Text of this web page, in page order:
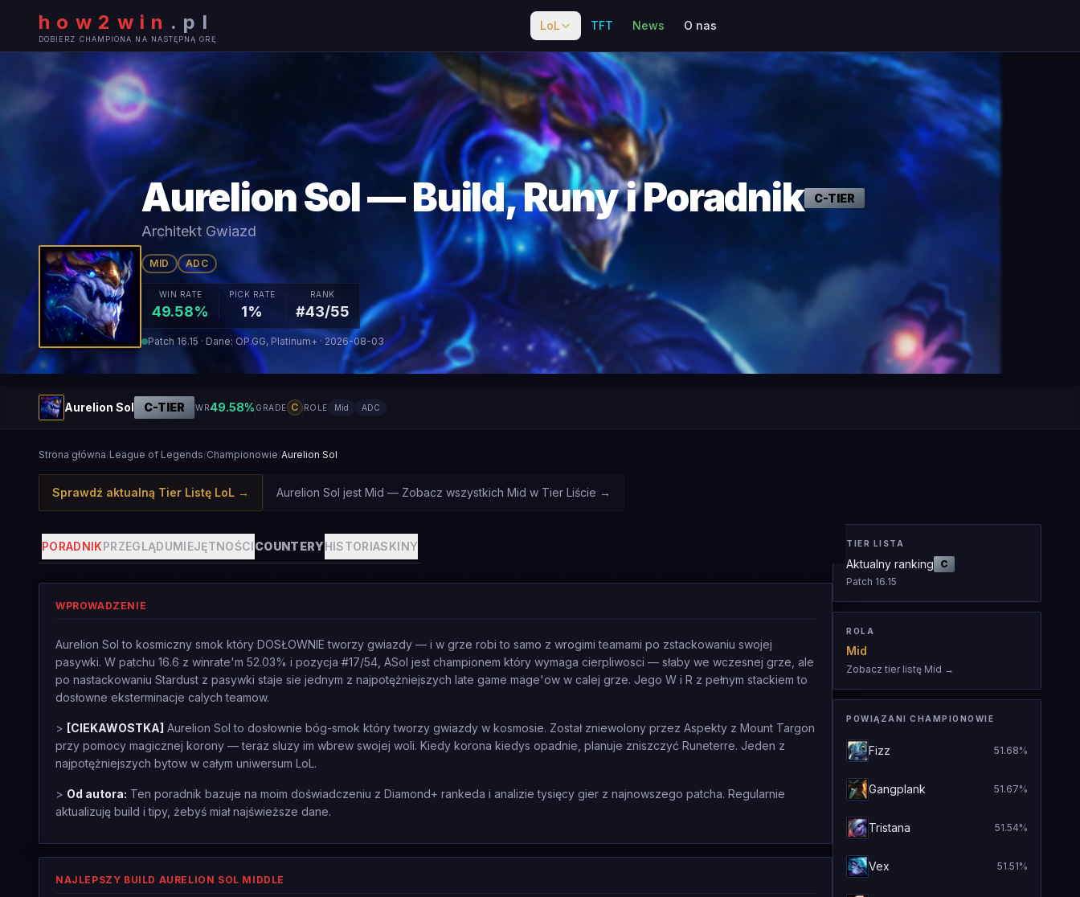
how2win . pl
DOBIERZ CHAMPIONA NA NASTĘPNĄ GRĘ
LoL TFT News O nas
Aurelion Sol — Build, Runy i Poradnik C-TIER
Architekt Gwiazd
MID ADC
WIN RATE
49.58%
PICK RATE
1%
RANK
#43/55
Patch 16.15 · Dane: OP.GG, Platinum+ · 2026-08-03
Aurelion Sol C-TIER WR49.58% GRADE C ROLE Mid ADC
Strona główna/League of Legends/Championowie/Aurelion Sol
Sprawdź aktualną Tier Listę LoL → Aurelion Sol jest Mid — Zobacz wszystkich Mid w Tier Liście →
PORADNIKPRZEGLĄDUMIEJĘTNOŚCICOUNTERYHISTORIASKINY
WPROWADZENIE
Aurelion Sol to kosmiczny smok który DOSŁOWNIE tworzy gwiazdy — i w grze robi to samo z wrogimi teamami po zstackowaniu swojej
pasywki. W patchu 16.6 z winrate'm 52.03% i pozycja #17/54, ASol jest championem który wymaga cierpliwosci — słaby we wczesnej grze, ale
po nastackowaniu Stardust z pasywki staje sie jednym z najpotężniejszych late game mage'ow w calej grze. Jego W i R z pełnym stackiem to
dosłowne eksterminacje calych teamow.
> [CIEKAWOSTKA] Aurelion Sol to dosłownie bóg-smok który tworzy gwiazdy w kosmosie. Został zniewolony przez Aspekty z Mount Targon
przy pomocy magicznej korony — teraz sluzy im wbrew swojej woli. Kiedy korona kiedys opadnie, planuje zniszczyć Runeterre. Jeden z
najpotężniejszych bytow w całym uniwersum LoL.
> Od autora: Ten poradnik bazuje na moim doświadczeniu z Diamond+ rankeda i analizie tysięcy gier z najnowszego patcha. Regularnie
aktualizuję build i tipy, żebyś miał najświeższe dane.
NAJLEPSZY BUILD AURELION SOL MIDDLE
TIER LISTA
Aktualny ranking
C
Patch 16.15
ROLA
Mid
Zobacz tier listę Mid →
POWIĄZANI CHAMPIONOWIE
Fizz 51.68%
Gangplank 51.67%
Tristana 51.54%
Vex 51.51%